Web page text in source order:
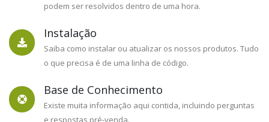
Firewall
Version 5.05 Released! New Languages, Bug
Saiba Mais
podem ser resolvidos dentro de uma hora.
Instalação
Saiba como instalar ou atualizar os nossos produtos. Tudo
o que precisa é de uma linha de código.
Base de Conhecimento
Existe muita informação aqui contida, incluindo perguntas